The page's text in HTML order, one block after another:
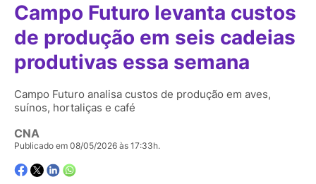
Campo Futuro levanta custos
de produção em seis cadeias
produtivas essa semana
Campo Futuro analisa custos de produção em aves,
suínos, hortaliças e café
CNA
Publicado em 08/05/2026 às 17:33h.